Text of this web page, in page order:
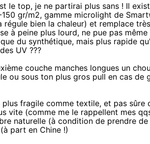
le top, je ne partirai plus sans ! Il
gr/m2, gamme microlight de
régule bien la chaleur) et remplace
à peine plus lourd, ne pue pas
du synthétique, mais plus rapide
UV ???
couche manches longues un
ou sous ton plus gros pull en cas
plus fragile comme textile, et pas sûre
vite (comme me le rappellent mes
naturelle (à condition de prendre de
part en Chine !)